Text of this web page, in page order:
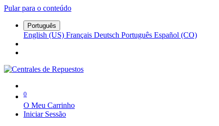
Pular para o conteúdo
Português
English (US) Français Deutsch Português Español (CO)
0
O Meu Carrinho
Iniciar Sessão